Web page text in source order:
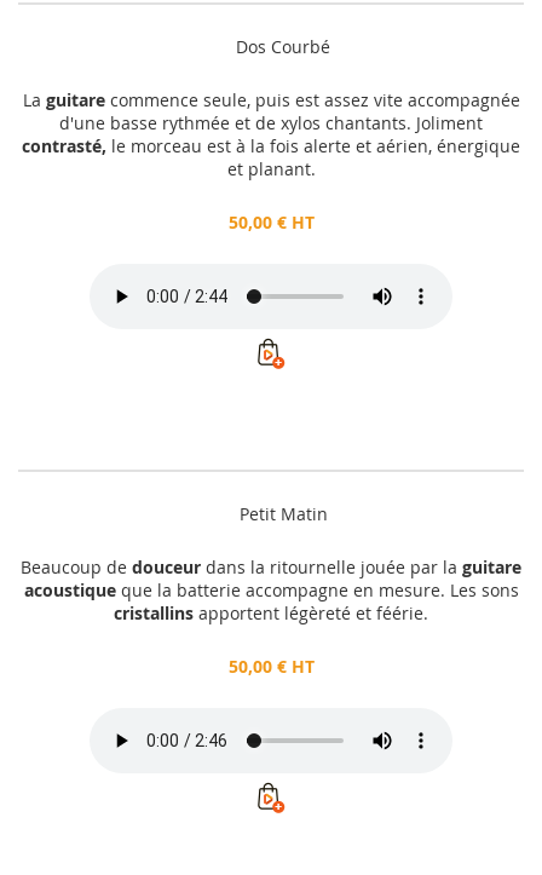
Dos Courbé
La guitarecommence seule, puis est assez vite accompagnée
d'une basse rythmée et de xylos chantants. Joliment
contrasté, le morceau est à la fois alerte et aérien, énergique
et planant.
50,00 € HT
Petit Matin
Beaucoup de douceur dans la ritournelle jouée par la guitare
acoustiqueque la batterie accompagne en mesure. Les sons
cristallins apportent légèreté et féérie.
50,00 € HT